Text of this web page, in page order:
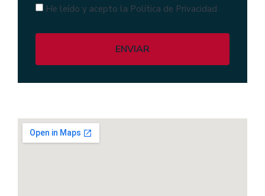
He leído y acepto la Política de Privacidad
ENVIAR